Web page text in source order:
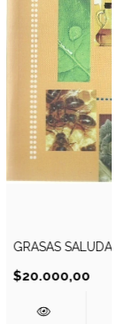
GRASAS
$20.000,00